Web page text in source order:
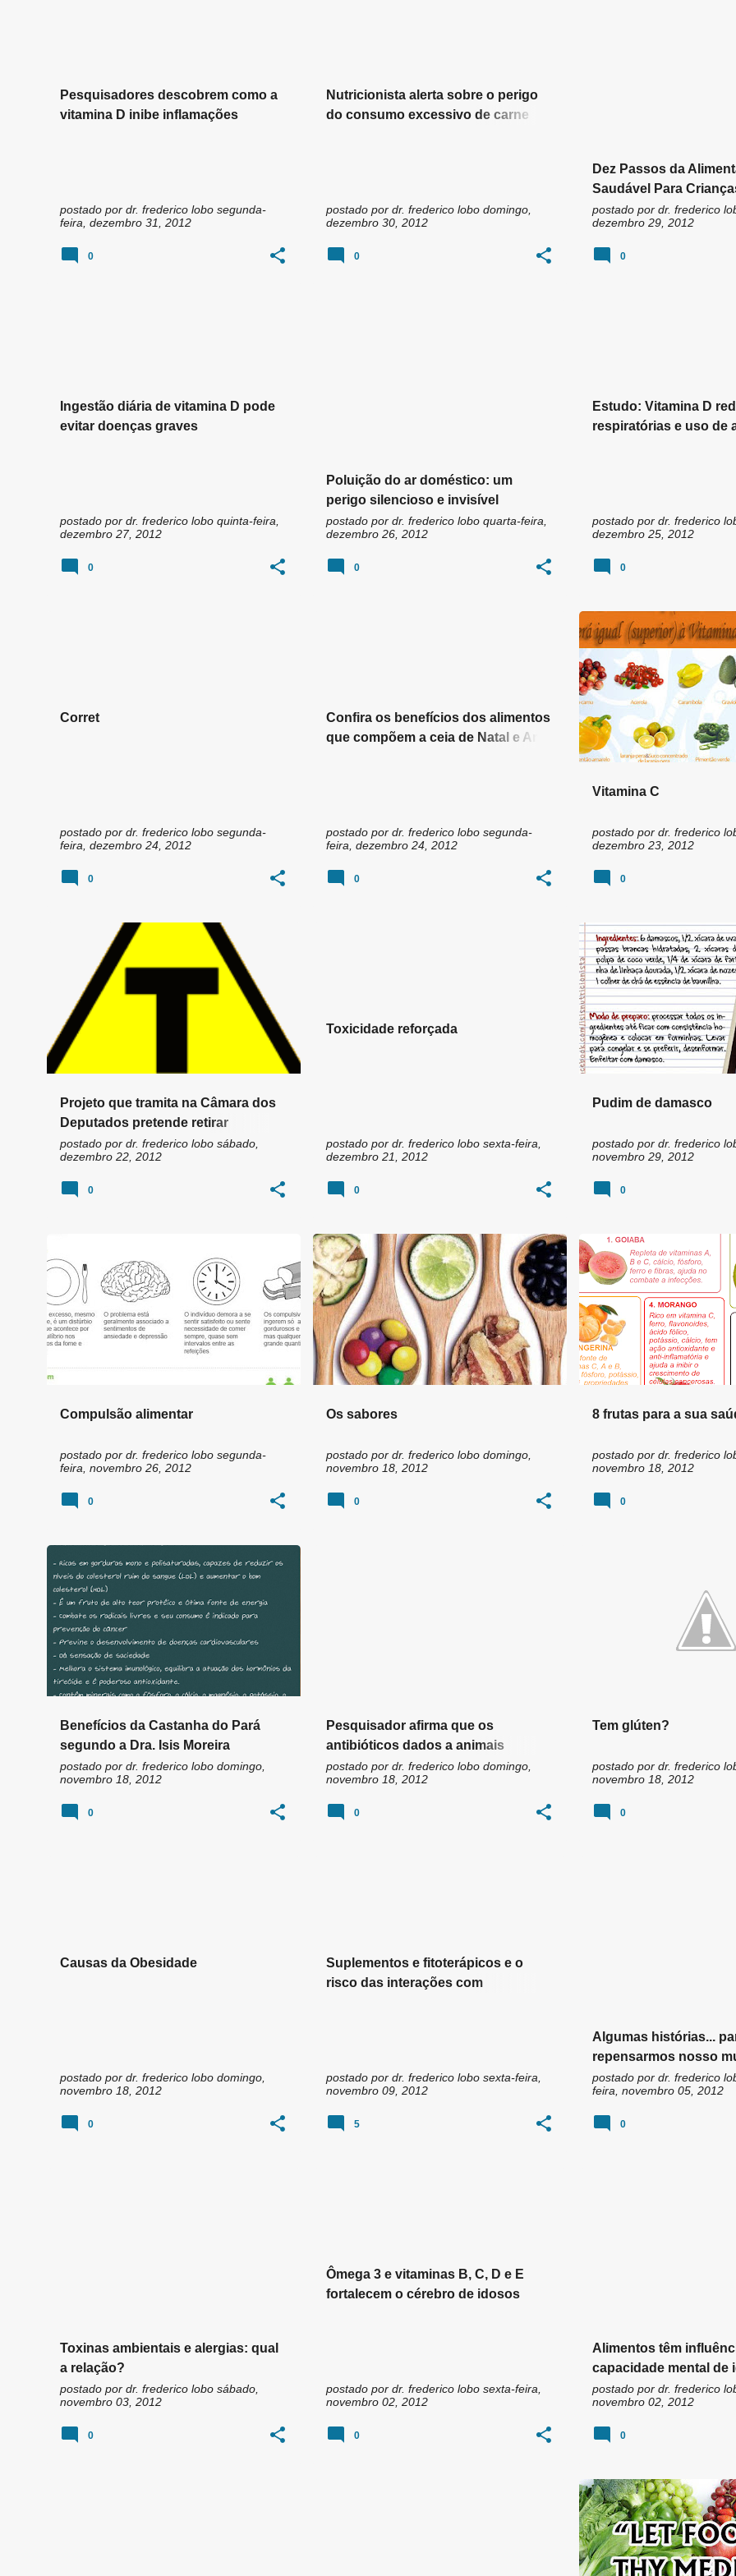
Pesquisadores descobrem como a
vitamina D inibe inflamações
postado por dr. frederico lobo segunda-
feira, dezembro 31, 2012
0
Nutricionista alerta sobre o perigo
do consumo excessivo de carne
postado por dr. frederico lobo domingo,
dezembro 30, 2012
0
Dez Passos da
Saudável Para
Dois Anos
postado por dr. frederico
dezembro 29, 2012
0
Ingestão diária de vitamina D pode
evitar doenças graves
postado por dr. frederico lobo quinta-feira,
dezembro 27, 2012
0
Poluição do ar doméstico: um
perigo silencioso e invisível
postado por dr. frederico lobo quarta-feira,
dezembro 26, 2012
0
Estudo: Vitamina D
respiratórias e uso de
postado por dr. frederico
dezembro 25, 2012
0
Corret
postado por dr. frederico lobo segunda-
feira, dezembro 24, 2012
0
Confira os benefícios dos alimentos
que compõem a ceia de Natal e Ano
postado por dr. frederico lobo segunda-
feira, dezembro 24, 2012
0
Vitamina C
postado por dr. frederico
dezembro 23, 2012
0
Projeto que tramita na Câmara dos
Deputados pretende retirar
rotulagem de transgênicos das
embalagens
postado por dr. frederico lobo sábado,
dezembro 22, 2012
0
Toxicidade reforçada
postado por dr. frederico lobo sexta-feira,
dezembro 21, 2012
0
Pudim de damasco
postado por dr. frederico
novembro 29, 2012
0
Compulsão alimentar
postado por dr. frederico lobo segunda-
feira, novembro 26, 2012
0
Os sabores
postado por dr. frederico lobo domingo,
novembro 18, 2012
0
8 frutas para a sua
postado por dr. frederico
novembro 18, 2012
0
Benefícios da Castanha do Pará
segundo a Dra. Isis Moreira
postado por dr. frederico lobo domingo,
novembro 18, 2012
0
Pesquisador afirma que os
antibióticos dados a animais
chegam ao solo e podem
contaminar vegetais
postado por dr. frederico lobo domingo,
novembro 18, 2012
0
Tem glúten?
postado por dr. frederico
novembro 18, 2012
0
Causas da Obesidade
postado por dr. frederico lobo domingo,
novembro 18, 2012
0
Suplementos e fitoterápicos e o
risco das interações com
postado por dr. frederico lobo sexta-feira,
novembro 09, 2012
5
Algumas histórias...
repensarmos nosso
postado por dr. frederico
feira, novembro 05, 2012
0
Toxinas ambientais e alergias: qual
a relação?
postado por dr. frederico lobo sábado,
novembro 03, 2012
0
Ômega 3 e vitaminas B, C, D e E
fortalecem o cérebro de idosos
postado por dr. frederico lobo sexta-feira,
novembro 02, 2012
0
Alimentos têm
capacidade mental de
estudo
postado por dr. frederico
novembro 02, 2012
0